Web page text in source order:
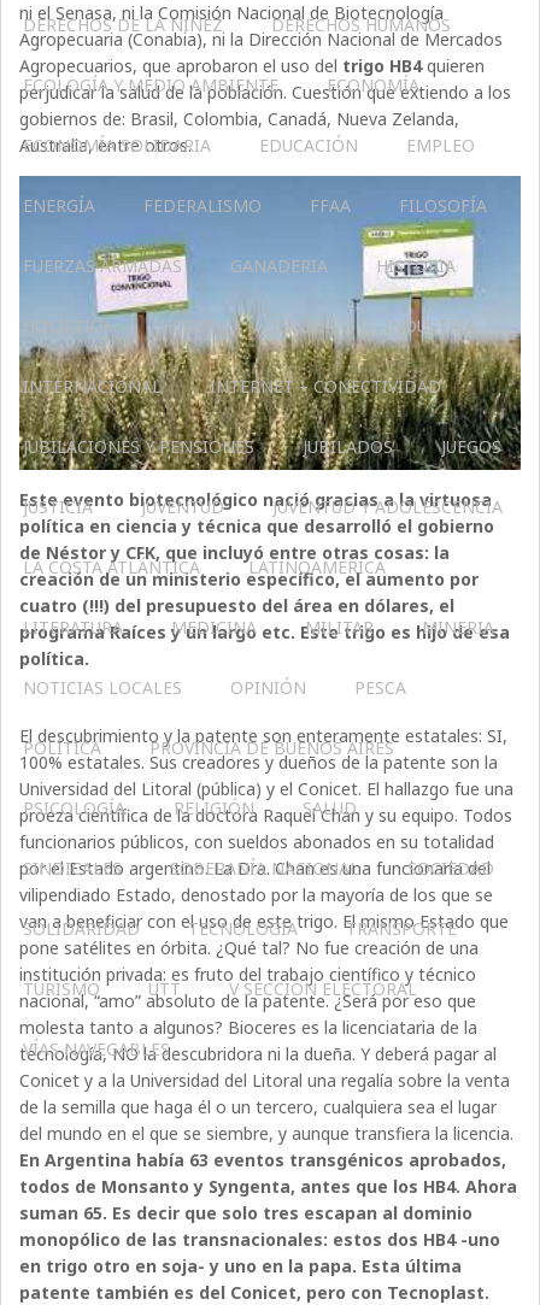
DERECHOS DE LA NIÑEZ DERECHOS HUMANOS
ECOLOGÍA Y MEDIO AMBIENTE ECONOMÍA
ECONOMÍA SOLIDARIA EDUCACIÓN EMPLEO
ENERGÍA FEDERALISMO FFAA FILOSOFÍA
FUERZAS ARMADAS GANADERIA HISTORIA
HOLÍSTICA HUERTA IGLESIA INDUSTRIA
INTERNACIONAL INTERNET – CONECTIVIDAD
JUBILACIONES Y PENSIONES JUBILADOS JUEGOS
JUSTICIA JUVENTUD JUVENTUD Y ADOLESCENCIA
LA COSTA ATLÁNTICA LATINOAMERICA
LITERATURA MEDICINA MILITAR MINERIA
NOTICIAS LOCALES OPINIÓN PESCA
POLÍTICA PROVINCIA DE BUENOS AIRES
PSICOLOGÍA RELIGIÓN SALUD
SINDICALES SOBERANÍA NACIONAL SOCIEDAD
SOLIDARIDAD TECNOLOGÍA TRANSPORTE
TURISMO UTT V SECCIÓN ELECTORAL
VÍAS NAVEGABLES
ni el Senasa, ni la Comisión Nacional de Biotecnología
Agropecuaria (Conabia), ni la Dirección Nacional de Mercados
Agropecuarios, que aprobaron el uso del trigo HB4quieren
perjudicar la salud de la población. Cuestión que extiendo a los
gobiernos de: Brasil, Colombia, Canadá, Nueva Zelanda,
Australia, entre otros.
Este evento biotecnológico nació gracias a la virtuosa
política en ciencia y técnica que desarrolló el gobierno
de Néstor y CFK, que incluyó entre otras cosas: la
creación de un ministerio específico, el aumento por
cuatro (!!!) del presupuesto del área en dólares, el
programa Raíces y un largo etc. Este trigo es hijo de esa
política.
El descubrimiento y la patente son enteramente estatales: SI,
100% estatales. Sus creadores y dueños de la patente son la
Universidad del Litoral (pública) y el Conicet. El hallazgo fue una
proeza científica de la doctora Raquel Chan y su equipo. Todos
funcionarios públicos, con sueldos abonados en su totalidad
por el Estado argentino. La Dra. Chan es una funcionaria del
vilipendiado Estado, denostado por la mayoría de los que se
van a beneficiar con el uso de este trigo. El mismo Estado que
pone satélites en órbita. ¿Qué tal? No fue creación de una
institución privada: es fruto del trabajo científico y técnico
nacional, “amo” absoluto de la patente. ¿Será por eso que
molesta tanto a algunos? Bioceres es la licenciataria de la
tecnología, NO la descubridora ni la dueña. Y deberá pagar al
Conicet y a la Universidad del Litoral una regalía sobre la venta
de la semilla que haga él o un tercero, cualquiera sea el lugar
del mundo en el que se siembre, y aunque transfiera la licencia.
En Argentina había 63 eventos transgénicos aprobados,
todos de Monsanto y Syngenta, antes que los HB4. Ahora
suman 65. Es decir que solo tres escapan al dominio
monopólico de las transnacionales: estos dos HB4 -uno
en trigo otro en soja- y uno en la papa. Esta última
patente también es del Conicet, pero con Tecnoplast.